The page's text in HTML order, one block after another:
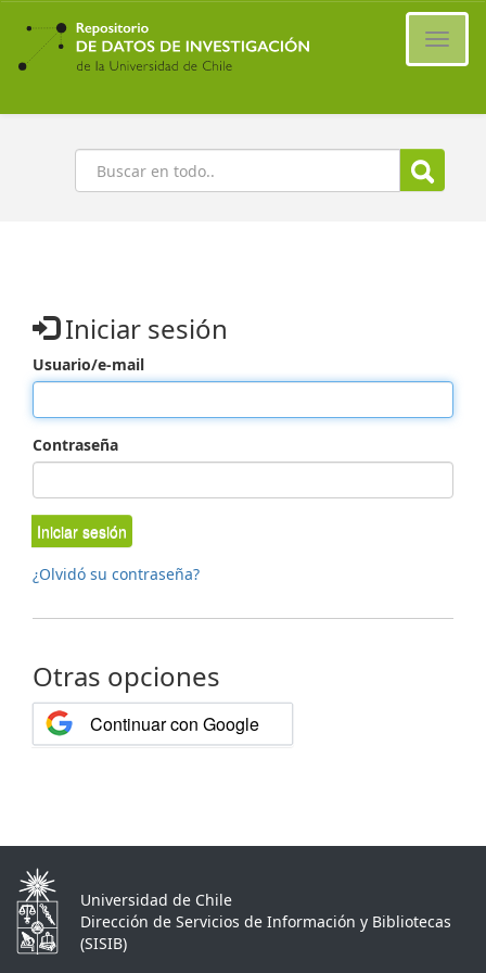
Ir
contenido
principal
Buscar
Iniciar sesión
Usuario/e-mail
Contraseña
Iniciar sesión
¿Olvidó su contraseña?
Otras opciones
Continuar con Google
Universidad de Chile
Dirección de Servicios de Información y Bibliotecas
(SISIB)